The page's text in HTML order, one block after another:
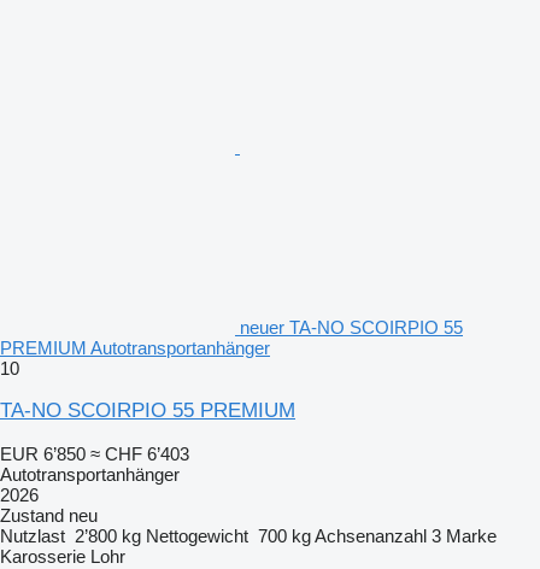
neuer TA-NO SCOIRPIO 55
PREMIUM Autotransportanhänger
10
TA-NO SCOIRPIO 55 PREMIUM
EUR 6’850 ≈ CHF 6’403
Autotransportanhänger
2026
Zustand neu
Nutzlast 2’800 kg Nettogewicht 700 kgAchsenanzahl 3 Marke
Karosserie Lohr